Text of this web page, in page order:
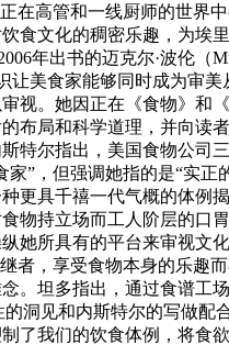
在高管和一线厨师的世界
文化的稠密乐趣，为埃里
年出书的迈克尔·波伦（
让美食家能够同时成为审
。她因正在《食物》和
布局和科学道理，并向读
特尔指出，美国食物公司
”，但强调她指的是“实正
更具千禧一代气概的体例
物持立场而工人阶层的口
她所具有的平台来审视文
者，享受食物本身的乐趣
。坦多指出，通过食谱工
洞见和内斯特尔的写做配
了我们的饮食体例，将食